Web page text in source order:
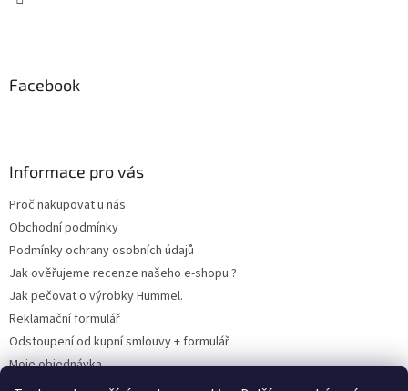
Facebook
Informace pro vás
Proč nakupovat u nás
Obchodní podmínky
Podmínky ochrany osobních údajů
Jak ověřujeme recenze našeho e-shopu ?
Jak pečovat o výrobky Hummel.
Reklamační formulář
Odstoupení od kupní smlouvy + formulář
Moje objednávka
Odstoupení od smlouvy